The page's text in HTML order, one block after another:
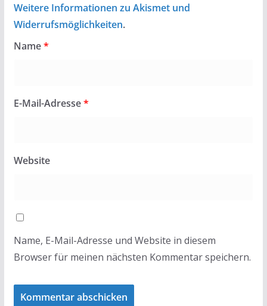
Weitere Informationen zu Akismet und
Widerrufsmöglichkeiten.
Name*
E-Mail-Adresse*
Website
Name, E-Mail-Adresse und Website in diesem
Browser für meinen nächsten Kommentar speichern.